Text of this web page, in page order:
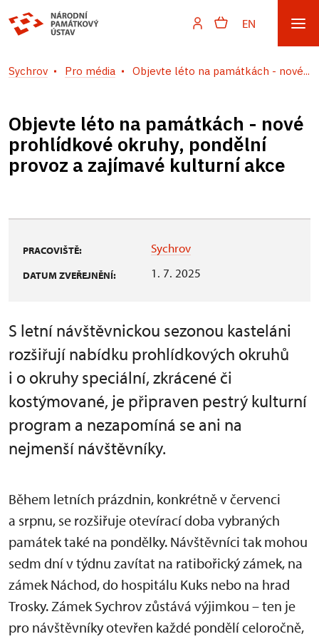
EN
Sychrov Pro média Objevte léto na památkách - nové...
Objevte léto na památkách - nové
prohlídkové okruhy, pondělní
provoz a zajímavé kulturní akce
PRACOVIŠTĚ: Sychrov
DATUM ZVEŘEJNĚNÍ: 1. 7. 2025
S letní návštěvnickou sezonou kasteláni
rozšiřují nabídku prohlídkových okruhů
i o okruhy speciální, zkrácené či
kostýmované, je připraven pestrý kulturní
program a nezapomíná se ani na
nejmenší návštěvníky.
Během letních prázdnin, konkrétně v červenci
a srpnu, se rozšiřuje otevírací doba vybraných
památek také na pondělky. Návštěvníci tak mohou
sedm dní v týdnu zavítat na ratibořický zámek, na
zámek Náchod, do hospitálu Kuks nebo na hrad
Trosky. Zámek Sychrov zůstává výjimkou – ten je
pro návštěvníky otevřen každé pondělí celoročně,